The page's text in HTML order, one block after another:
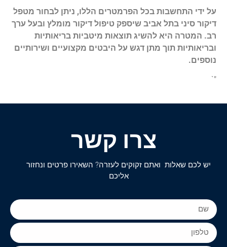
על ידי התחשבות בכל הפרמטרים הללו, ניתן לבחור מטפל
דיקור סיני בתל אביב שיספק טיפול דיקור מומלץ ובעל ערך
רב. המטרה היא להשיג תוצאות מיטביות בריאותיות
ובריאותיות תוך מתן דגש על היבטים מקצועיים ושירותיים
נוספים.
"`
צרו קשר
יש לכם שאלות ואתם זקוקים לעזרה? השאירו פרטים ונחזור
אליכם